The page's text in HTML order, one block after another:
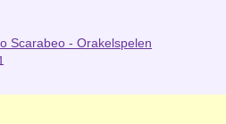
Scarabeo - Orakelspelen